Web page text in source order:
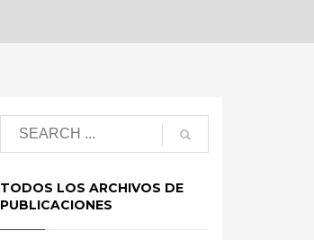
TODOS LOS ARCHIVOS DE
PUBLICACIONES